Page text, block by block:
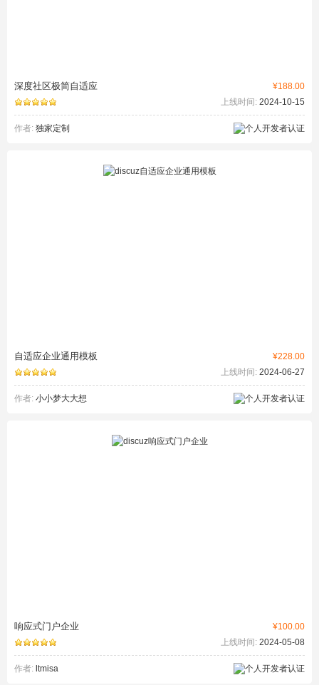
¥188.00
深度社区极简自适应
上线时间: 2024-10-15
作者: 独家定制
¥228.00
自适应企业通用模板
上线时间: 2024-06-27
作者: 小小梦大大想
¥100.00
响应式门户企业
上线时间: 2024-05-08
作者: ltmisa